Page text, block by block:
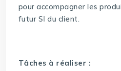
pour accompagner les
futur SI du client.
Tâches à réaliser :